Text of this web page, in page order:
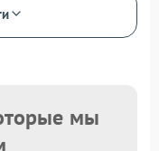
мы